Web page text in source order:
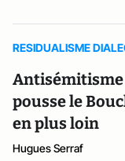
RESIDUALISME
Antisémitisme
pousse le
en plus loin
Hugues Serraf